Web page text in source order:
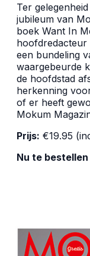
Ter
jubileum van
boek Want In
hoofdredacteur
een bundeling
waargebeurde
de hoofdstad
herkenning
of er heeft
Mokum
Prijs: €19.95
Nu te bestellen